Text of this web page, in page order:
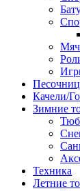
Качели/
Зимние
Техника
Летние